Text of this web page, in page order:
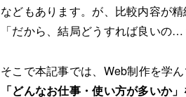
などもあります。が、比較内容が
「だから、結局どうすれば良いの
そこで本記事では、Web制作を学
「どんなお仕事・使い方が多いか